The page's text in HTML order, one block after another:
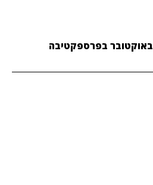
כמה מחשבות על אסון 7 באוקטובר בפרספקטיבה